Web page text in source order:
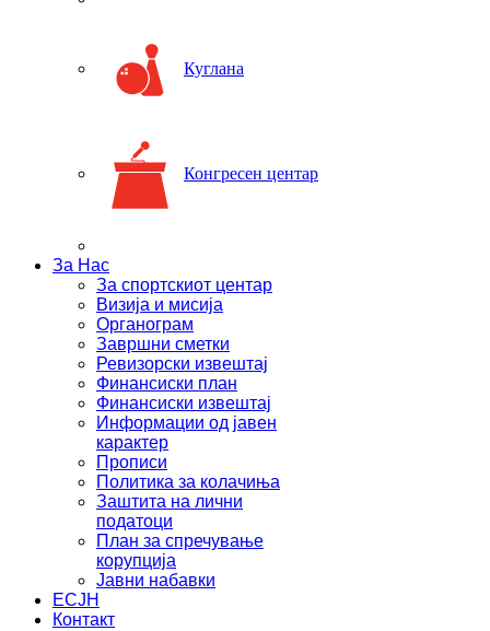
Куглана
Конгресен центар
За Нас
За спортскиот центар
Визија и мисија
Органограм
Завршни сметки
Ревизорски извештај
Финансиски план
Финансиски извештај
Информации од јавен
карактер
Прописи
Политика за колачиња
Заштита на лични
податоци
План за спречување
корупција
Јавни набавки
ЕСЈН
Контакт